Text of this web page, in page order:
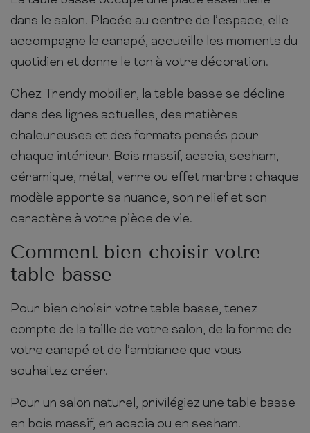
dans le salon. Placée au centre de l’espace, elle
accompagne le canapé, accueille les moments du
quotidien et donne le ton à votre décoration.
Chez Trendy mobilier, la table basse se décline
dans des lignes actuelles, des matières
chaleureuses et des formats pensés pour
chaque intérieur. Bois massif, acacia, sesham,
céramique, métal, verre ou effet marbre : chaque
modèle apporte sa nuance, son relief et son
caractère à votre pièce de vie.
Comment bien choisir votre
table basse
Pour bien choisir votre table basse, tenez
compte de la taille de votre salon, de la forme de
votre canapé et de l’ambiance que vous
souhaitez créer.
Pour un salon naturel, privilégiez une table basse
en bois massif, en acacia ou en sesham.